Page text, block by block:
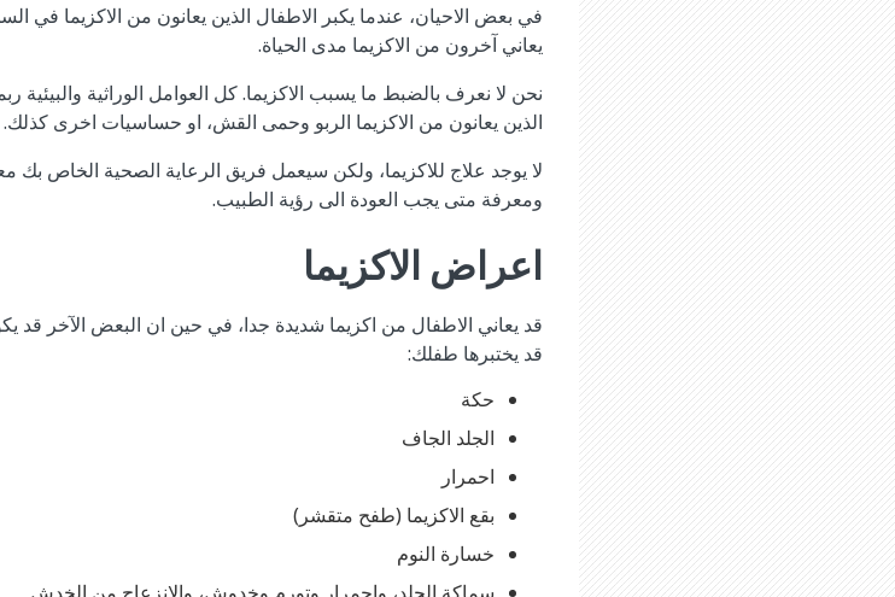
في بعض الاحيان، عندما يكبر الاطفال الذين يعانون من الاكزيما في
يعاني آخرون من الاكزيما مدى الحياة.
نحن لا نعرف بالضبط ما يسبب الاكزيما. كل العوامل الوراثية
الذين يعانون من الاكزيما الربو وحمى القش، او حساسيات اخرى كذلك.
لا يوجد علاج للاكزيما، ولكن سيعمل فريق الرعاية الصحية
ومعرفة متى يجب العودة الى رؤية الطبيب.
اعراض الاكزيما
قد يعاني الاطفال من اكزيما شديدة جدا، في حين ان البعض الآخر
قد يختبرها طفلك:
حكة
الجلد الجاف
احمرار
بقع الاكزيما (طفح متقشر)
خسارة النوم